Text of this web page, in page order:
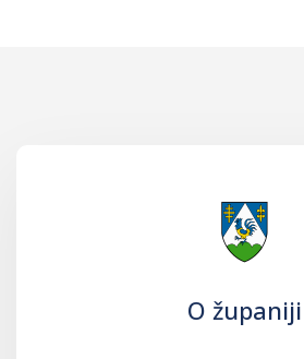
O županiji